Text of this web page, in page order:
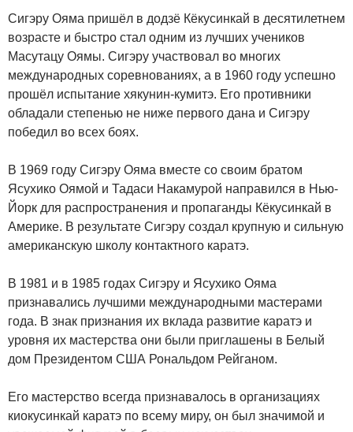
Сигэру Ояма пришёл в додзё Кёкусинкай в десятилетнем
возрасте и быстро стал одним из лучших учеников
Масутацу Оямы. Сигэру участвовал во многих
международных соревнованиях, а в 1960 году успешно
прошёл испытание хякунин-кумитэ. Его противники
обладали степенью не ниже первого дана и Сигэру
победил во всех боях.
В 1969 году Сигэру Ояма вместе со своим братом
Ясухико Оямой и Тадаси Накамурой направился в Нью-
Йорк для распространения и пропаганды Кёкусинкай в
Америке. В результате Сигэру создал крупную и сильную
американскую школу контактного каратэ.
В 1981 и в 1985 годах Сигэру и Ясухико Ояма
признавались лучшими международными мастерами
года. В знак признания их вклада развитие каратэ и
уровня их мастерства они были приглашены в Белый
дом Президентом США Рональдом Рейганом.
Его мастерство всегда признавалось в организациях
киокусинкай каратэ по всему миру, он был значимой и